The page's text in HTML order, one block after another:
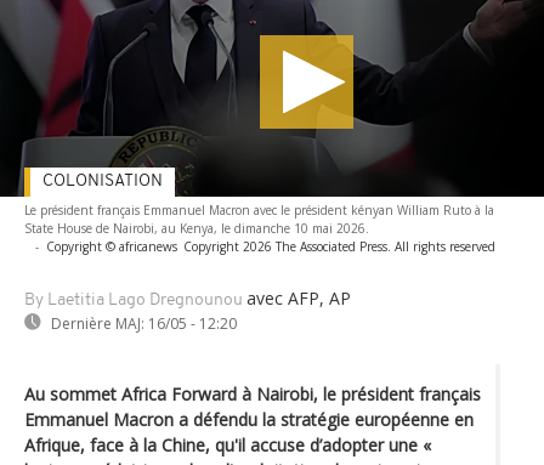
Le président français Emmanuel Macron avec le président kényan William Ruto à la
State House de Nairobi, au Kenya, le dimanche 10 mai 2026.
- Copyright © africanews Copyright 2026 The Associated Press. All rights reserved
By Laetitia Lago Dregnounou avec AFP, AP
Dernière MAJ: 16/05 - 12:20
COLONISATION
Au sommet Africa Forward à Nairobi, le président français
Emmanuel Macron a défendu la stratégie européenne en
Afrique, face à la Chine, qu'il accuse d’adopter une «